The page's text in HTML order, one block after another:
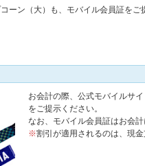
ーン（大）も、モバイル会員証を
お会計の際、公式モバイルサ
をご提示ください。
なお、モバイル会員証はお会計
※割引が適用されるのは、現